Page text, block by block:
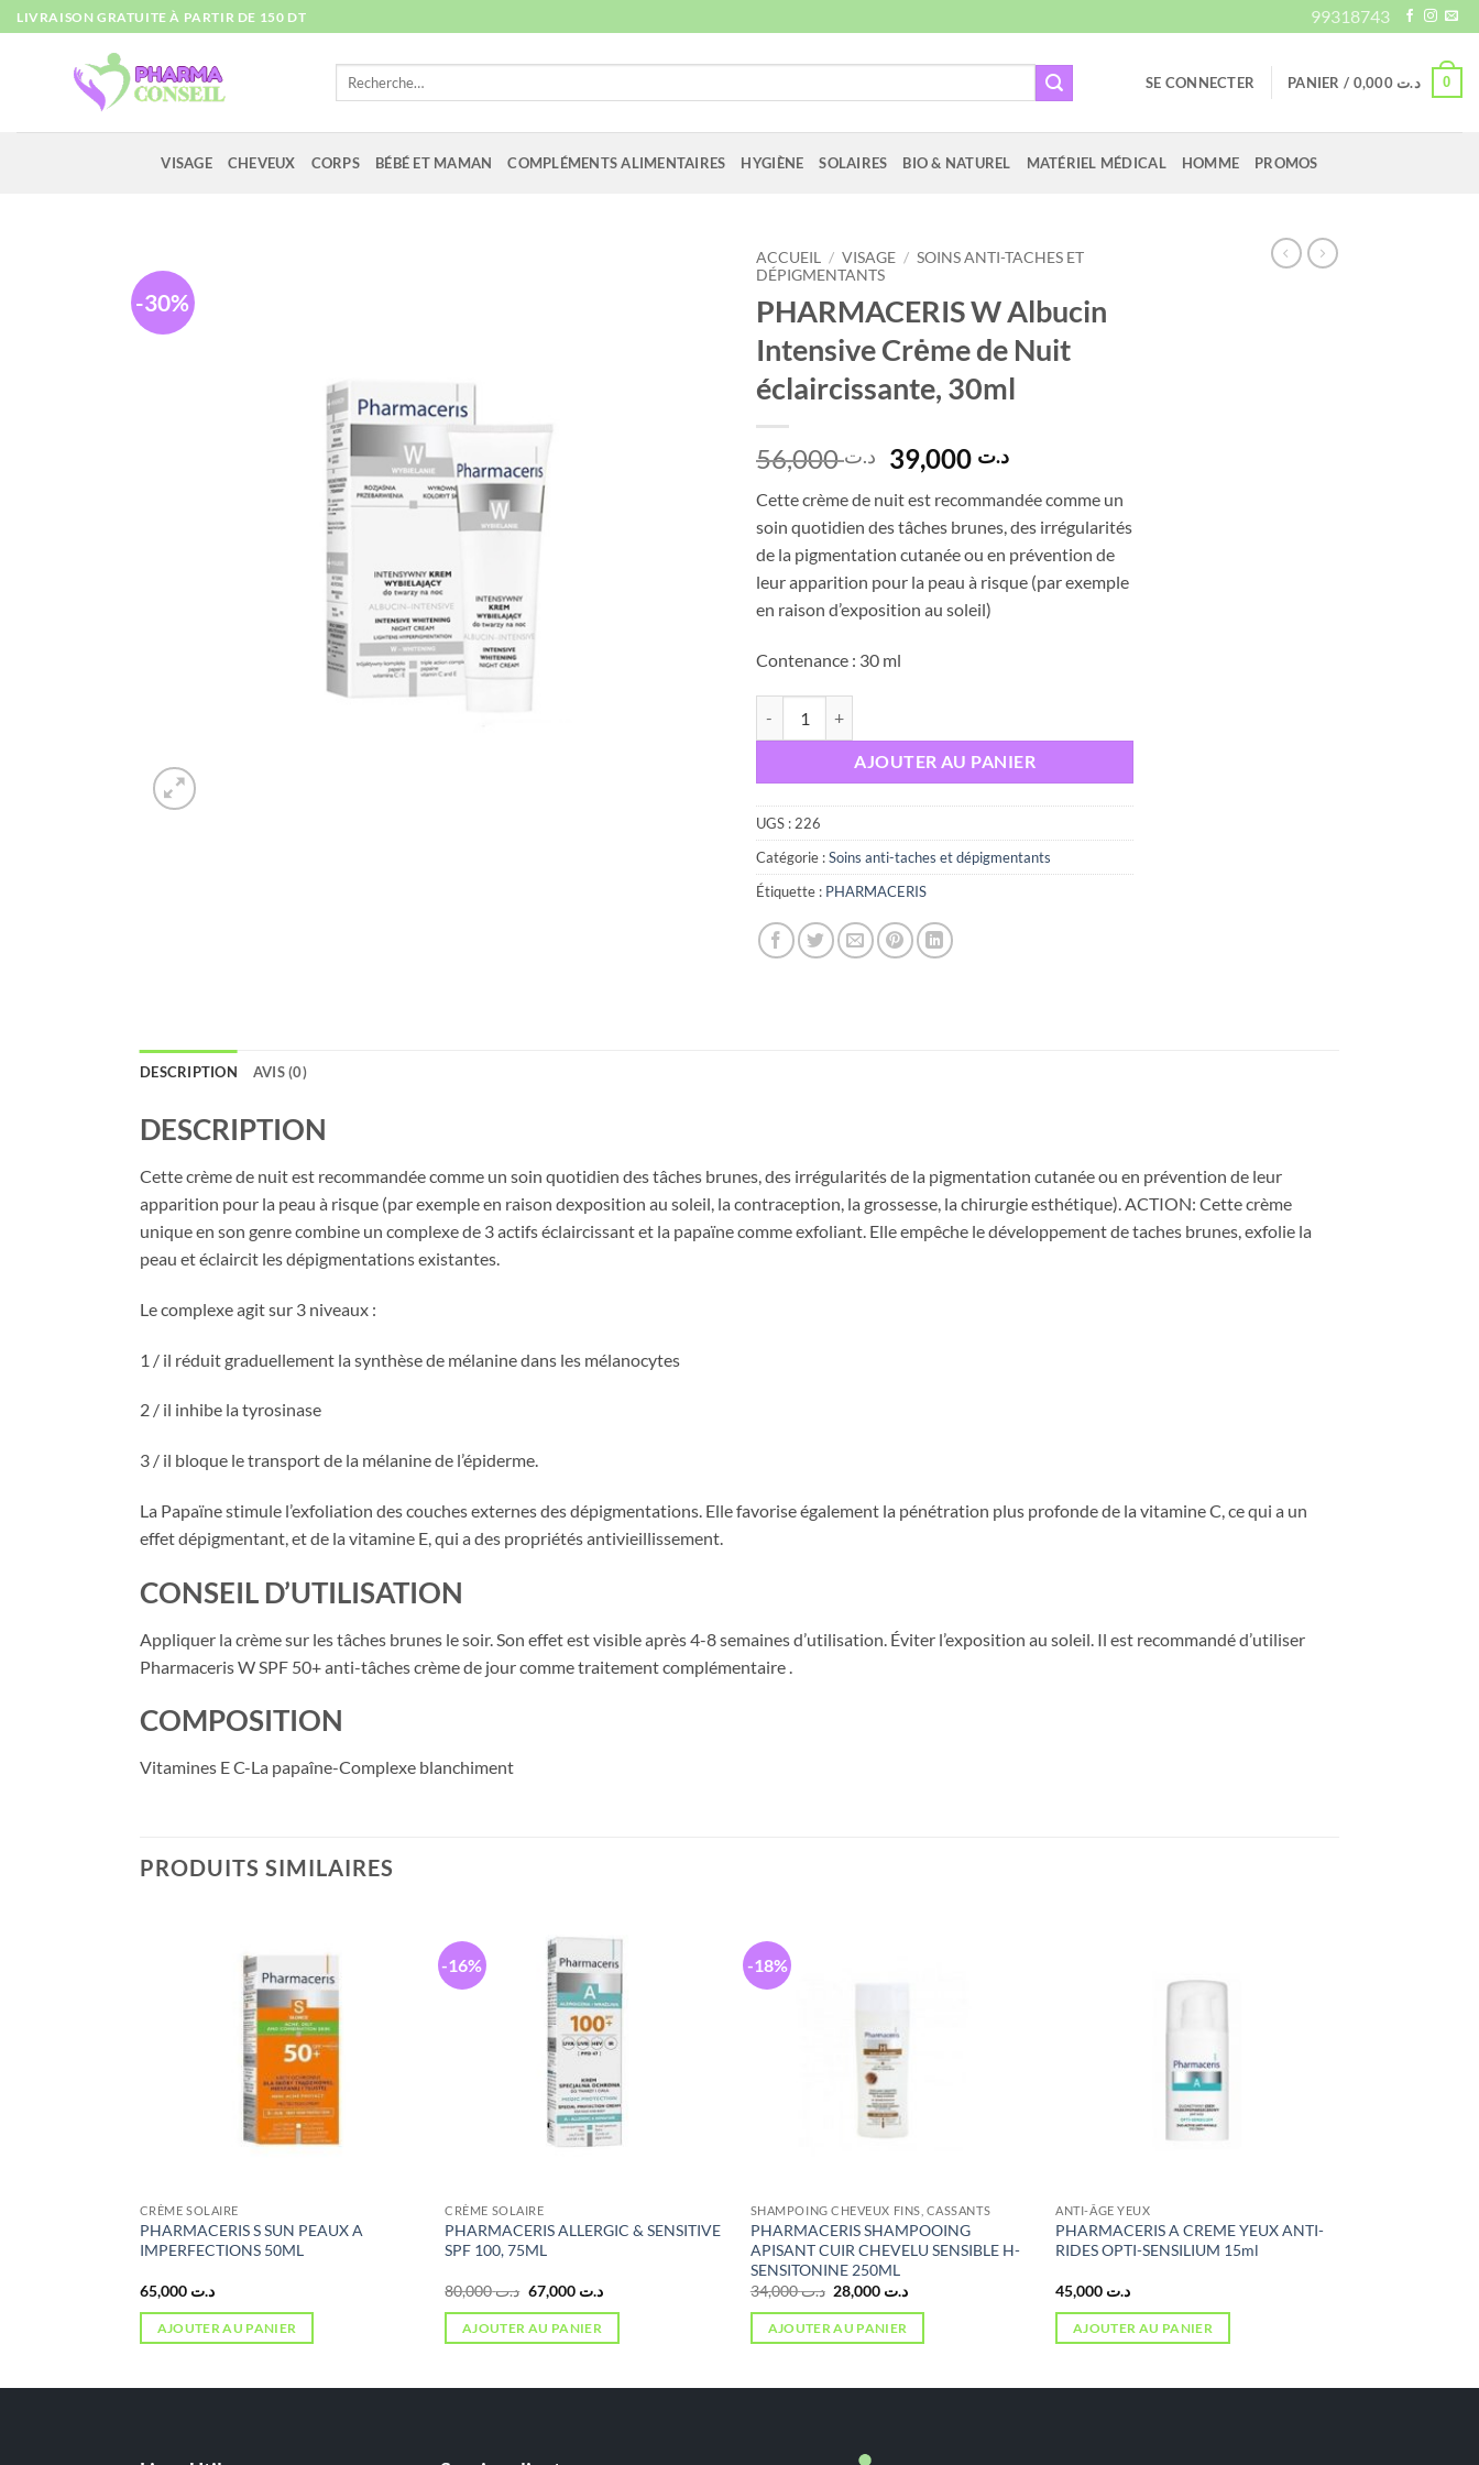
Passer
au
LIVRAISON GRATUITE À PARTIR DE 150 DT 99318743
Recherche
SE CONNECTER PANIER / د.ت 0,000 0
VISAGE CHEVEUX CORPS BÉBÉ ET MAMAN COMPLÉMENTS ALIMENTAIRES HYGIÈNE SOLAIRES BIO & NATUREL MATÉRIEL MÉDICAL HOMME PROMOS
-30%
ACCUEIL / VISAGE / SOINS ANTI-TACHES ET
DÉPIGMENTANTS
PHARMACERIS W Albucin
Intensive Crėme de Nuit
éclaircissante, 30ml
د.ت56,000
Le
prix
initial
était :
د.ت 56,000.
د.تLe
actuel
est :
Cette crème de nuit est recommandée comme un
soin quotidien des tâches brunes, des irrégularités
de la pigmentation cutanée ou en prévention de
leur apparition pour la peau à risque (par exemple
en raison d’exposition au soleil)
Contenance : 30 ml
AJOUTER AU PANIER
UGS :226
Catégorie :Soins anti-taches et dépigmentants
Étiquette : PHARMACERIS
DESCRIPTION AVIS (0)
DESCRIPTION
Cette crème de nuit est recommandée comme un soin quotidien des tâches brunes, des irrégularités de la pigmentation cutanée ou en prévention de leur
apparition pour la peau à risque (par exemple en raison dexposition au soleil, la contraception, la grossesse, la chirurgie esthétique). ACTION: Cette crème
unique en son genre combine un complexe de 3 actifs éclaircissant et la papaïne comme exfoliant. Elle empêche le développement de taches brunes, exfolie la
peau et éclaircit les dépigmentations existantes.
Le complexe agit sur 3 niveaux :
1 / il réduit graduellement la synthèse de mélanine dans les mélanocytes
2 / il inhibe la tyrosinase
3 / il bloque le transport de la mélanine de l’épiderme.
La Papaïne stimule l’exfoliation des couches externes des dépigmentations. Elle favorise également la pénétration plus profonde de la vitamine C, ce qui a un
effet dépigmentant, et de la vitamine E, qui a des propriétés antivieillissement.
CONSEIL D’UTILISATION
Appliquer la crème sur les tâches brunes le soir. Son effet est visible après 4-8 semaines d’utilisation. Éviter l’exposition au soleil. Il est recommandé d’utiliser
Pharmaceris W SPF 50+ anti-tâches crème de jour comme traitement complémentaire .
COMPOSITION
Vitamines E C-La papaîne-Complexe blanchiment
PRODUITS SIMILAIRES
CRÈME SOLAIRE
PHARMACERIS S SUN PEAUX A
IMPERFECTIONS 50ML
د.ت 65,000
AJOUTER AU PANIER
-16%
CRÈME SOLAIRE
PHARMACERIS ALLERGIC & SENSITIVE
SPF 100, 75ML
د.ت80,000
Le
prix
initial
était :
د.ت 67,000
Le
actuel
est :
AJOUTER AU PANIER
-18%
SHAMPOING CHEVEUX FINS, CASSANTS
PHARMACERIS SHAMPOOING
APISANT CUIR CHEVELU SENSIBLE H-
SENSITONINE 250ML
د.ت34,000
Le
prix
initial
était :
د.تLe
actuel
AJOUTER AU PANIER
ANTI-ÂGE YEUX
PHARMACERIS A CREME YEUX ANTI-
RIDES OPTI-SENSILIUM 15ml
د.ت
AJOUTER AU PANIER